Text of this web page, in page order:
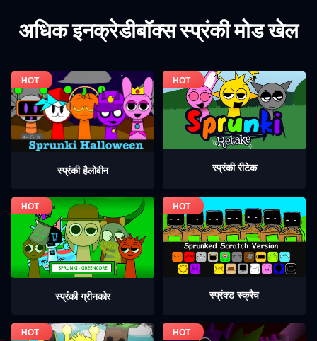
अधिक इनक्रेडीबॉक्स स्प्रंकी मोड खेल
स्प्रंकी हैलोवीन स्प्रंकी रीटेक
स्प्रंकी ग्रीनकोर स्प्रंक्ड स्क्रैच